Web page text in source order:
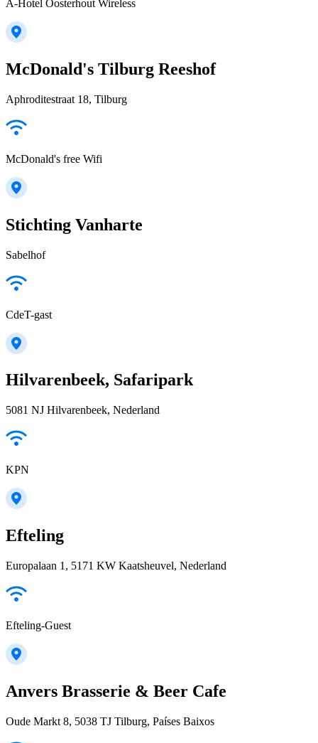
A-Hotel Oosterhout Wireless
McDonald's Tilburg Reeshof
Aphroditestraat 18, Tilburg
McDonald's free Wifi
Stichting Vanharte
Sabelhof
CdeT-gast
Hilvarenbeek, Safaripark
5081 NJ Hilvarenbeek, Nederland
KPN
Efteling
Europalaan 1, 5171 KW Kaatsheuvel, Nederland
Efteling-Guest
Anvers Brasserie & Beer Cafe
Oude Markt 8, 5038 TJ Tilburg, Países Baixos